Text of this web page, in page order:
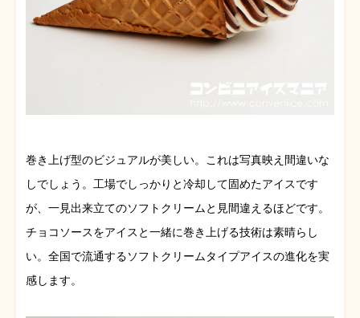
巻き上げ型のビジュアルが美しい。これは写真映え間違いな
しでしょう。工場でしっかりと冷却して固めたアイスです
が、一見出来立てのソフトクリームと見間違えるほどです。
チョコソースをアイスと一緒に巻き上げる技術は素晴らし
い。全国で流通するソフトクリームタイプアイスの進化を実
感します。